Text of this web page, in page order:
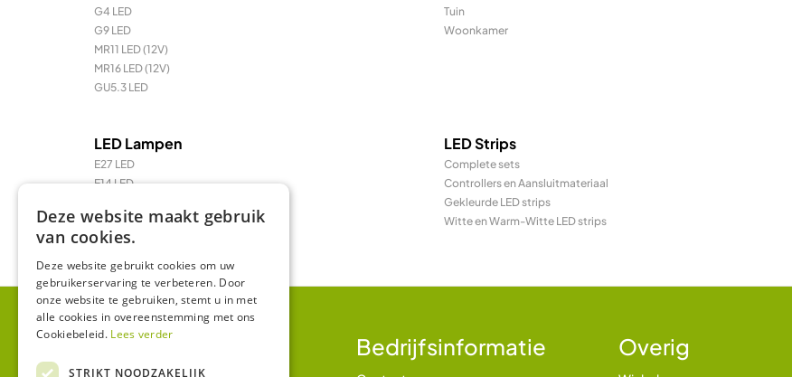
G4 LED
G9 LED
MR11 LED (12V)
MR16 LED (12V)
GU5.3 LED
Tuin
Woonkamer
LED Lampen
E27 LED
E14 LED
LED TL & LED PL
R7 / R7s LED
LED Strips
Complete sets
Controllers en Aansluitmateriaal
Gekleurde LED strips
Witte en Warm-Witte LED strips
Klantenservice Bedrijfsinformatie Overig
Deze website maakt gebruik
van cookies.
Deze website gebruikt cookies om uw
gebruikerservaring te verbeteren. Door
onze website te gebruiken, stemt u in met
alle cookies in overeenstemming met ons
Cookiebeleid. Lees verder
STRIKT NOODZAKELIJK